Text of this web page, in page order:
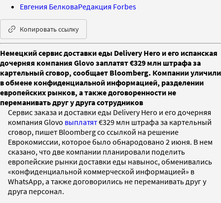
Евгения БелковаРедакция Forbes
Копировать ссылку
Немецкий сервис доставки еды Delivery Hero и его испанская
дочерняя компания Glovo заплатят €329 млн штрафа за
картельный сговор, сообщает Bloomberg. Компании уличили
в обмене конфиденциальной информацией, разделении
европейских рынков, а также договоренности не
переманивать друг у друга сотрудников
Сервис заказа и доставки еды Delivery Hero и его дочерняя
компания Glovo выплатят€329 млн штрафа за картельный
сговор, пишет Bloomberg со ссылкой на решение
Еврокомиссии, которое было обнародовано 2 июня. В нем
сказано, что две компании планировали поделить
европейские рынки доставки еды навынос, обменивались
«конфиденциальной коммерческой информацией» в
WhatsApp, а также договорились не переманивать друг у
друга персонал.